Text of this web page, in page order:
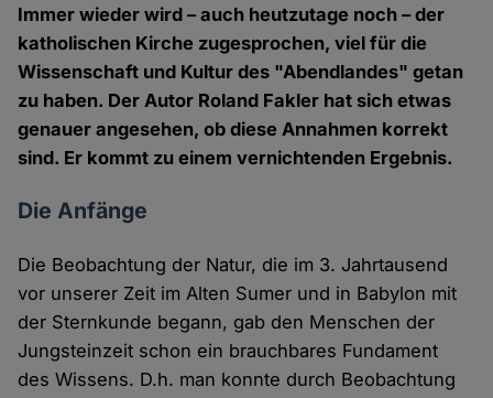
Immer wieder wird – auch heutzutage noch – der
katholischen Kirche zugesprochen, viel für die
Wissenschaft und Kultur des "Abendlandes" getan
zu haben. Der Autor Roland Fakler hat sich etwas
genauer angesehen, ob diese Annahmen korrekt
sind. Er kommt zu einem vernichtenden Ergebnis.
Die Anfänge
Die Beobachtung der Natur, die im 3. Jahrtausend
vor unserer Zeit im Alten Sumer und in Babylon mit
der Sternkunde begann, gab den Menschen der
Jungsteinzeit schon ein brauchbares Fundament
des Wissens. D.h. man konnte durch Beobachtung